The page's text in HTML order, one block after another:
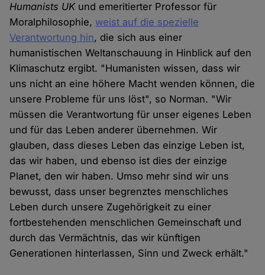
Humanists UKund emeritierter Professor für
Moralphilosophie, weist auf die spezielle
Verantwortung hin, die sich aus einer
humanistischen Weltanschauung in Hinblick auf den
Klimaschutz ergibt. "Humanisten wissen, dass wir
uns nicht an eine höhere Macht wenden können, die
unsere Probleme für uns löst", so Norman. "Wir
müssen die Verantwortung für unser eigenes Leben
und für das Leben anderer übernehmen. Wir
glauben, dass dieses Leben das einzige Leben ist,
das wir haben, und ebenso ist dies der einzige
Planet, den wir haben. Umso mehr sind wir uns
bewusst, dass unser begrenztes menschliches
Leben durch unsere Zugehörigkeit zu einer
fortbestehenden menschlichen Gemeinschaft und
durch das Vermächtnis, das wir künftigen
Generationen hinterlassen, Sinn und Zweck erhält."